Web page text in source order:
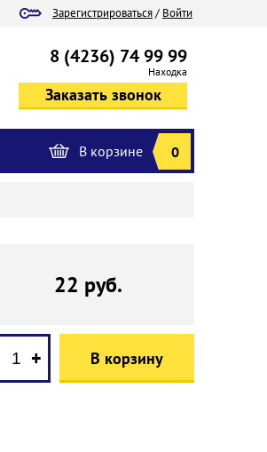
Зарегистрироваться/ Войти
8 (4236) 74 99 99
Находка
В корзине 0
22 руб.
+ В корзину